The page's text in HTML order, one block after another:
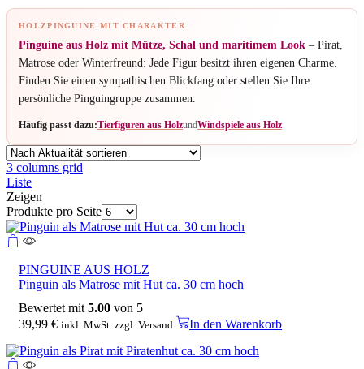
HOLZPINGUINE MIT CHARAKTER
Pinguine aus Holz mit Mütze, Schal und maritimem Look – Pirat,
Matrose oder Winterfreund: Jede Figur besitzt ihren eigenen Charme.
Finden Sie einen sympathischen Blickfang oder stellen Sie Ihre
persönliche Pinguingruppe zusammen.
Häufig passt dazu:Tierfiguren aus HolzundWindspiele aus Holz
3 columns grid
Liste
Zeigen
Produkte pro Seite
PINGUINE AUS HOLZ
Pinguin als Matrose mit Hut ca. 30 cm hoch
Bewertet mit5.00 von 5
39,99 € inkl. MwSt. zzgl. Versand In den Warenkorb